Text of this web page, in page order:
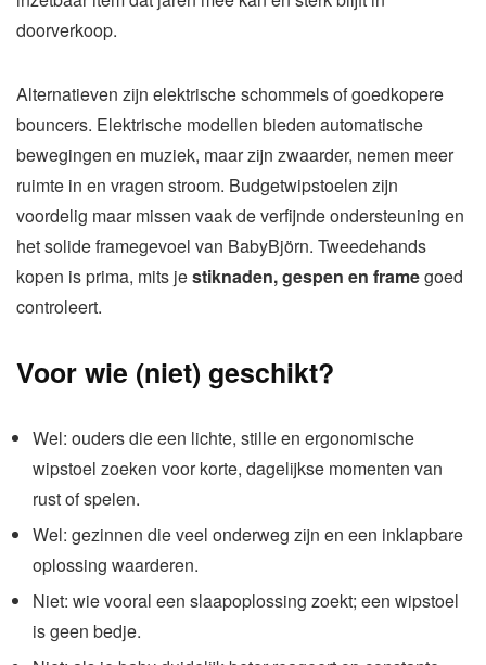
doorverkoop.
Alternatieven zijn elektrische schommels of goedkopere
bouncers. Elektrische modellen bieden automatische
bewegingen en muziek, maar zijn zwaarder, nemen meer
ruimte in en vragen stroom. Budgetwipstoelen zijn
voordelig maar missen vaak de verfijnde ondersteuning en
het solide framegevoel van BabyBjörn. Tweedehands
kopen is prima, mits jestiknaden, gespen en framegoed
controleert.
Voor wie (niet) geschikt?
Wel: ouders die een lichte, stille en ergonomische
wipstoel zoeken voor korte, dagelijkse momenten van
rust of spelen.
Wel: gezinnen die veel onderweg zijn en een inklapbare
oplossing waarderen.
Niet: wie vooral een slaapoplossing zoekt; een wipstoel
is geen bedje.